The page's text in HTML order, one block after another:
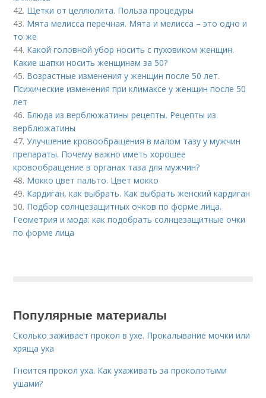
42. Щетки от целлюлита. Польза процедуры
43. Мята мелисса перечная. Мята и мелисса – это одно и
то же
44. Какой головной убор носить с пуховиком женщин.
Какие шапки носить женщинам за 50?
45. Возрастные изменения у женщин после 50 лет.
Психические изменения при климаксе у женщин после 50
лет
46. Блюда из верблюжатины рецепты. Рецепты из
верблюжатины
47.Улучшение кровообращения в малом тазу у мужчин
препараты. Почему важно иметь хорошее
кровообращение в органах таза для мужчин?
48. Мокко цвет пальто. Цвет мокко
49. Кардиган, как выбрать. Как выбрать женский кардиган
50. Подбор солнцезащитных очков по форме лица.
Геометрия и мода: как подобрать солнцезащитные очки
по форме лица
Популярные материалы
Сколько заживает прокол в ухе. Прокалывание мочки или
хряща уха
Гноится прокол уха. Как ухаживать за проколотыми
ушами?